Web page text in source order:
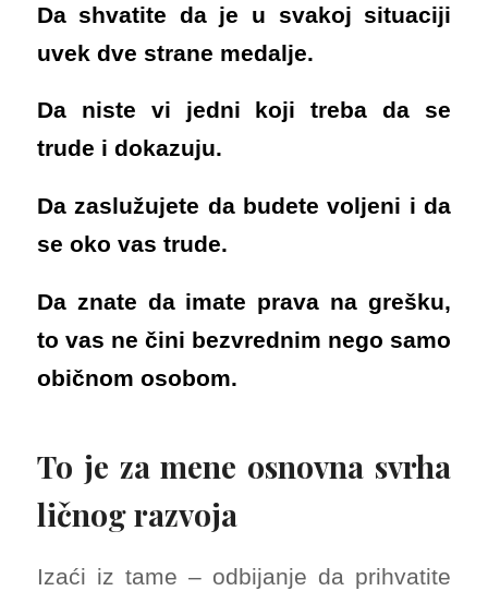
Da shvatite da je u svakoj situaciji
uvek dve strane medalje.
Da niste vi jedni koji treba da se
trude i dokazuju.
Da zaslužujete da budete voljeni i da
se oko vas trude.
Da znate da imate prava na grešku,
to vas ne čini bezvrednim nego samo
običnom osobom.
To je za mene osnovna svrha
ličnog razvoja
Izaći iz tame – odbijanje da prihvatite